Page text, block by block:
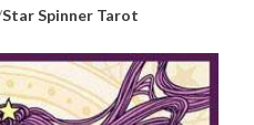
Star Spinner Tarot